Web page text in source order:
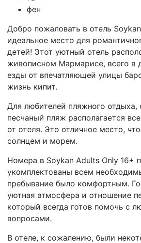
фен
Добро пожаловать в отель
идеальное место для
детей! Этот уютный отель
живописном Мармарисе, всего в
езды от впечатляющей улицы
жизнь кипит.
Для любителей пляжного отдыха,
песчаный пляж располагается
от отеля. Это отличное место,
солнцем и морем.
Номера в Soykan Adults Only 16+
укомплектованы всем
пребывание было комфортным.
уютная атмосфера и отношение
который всегда готов помочь с
вопросами.
В отеле, к сожалению, были